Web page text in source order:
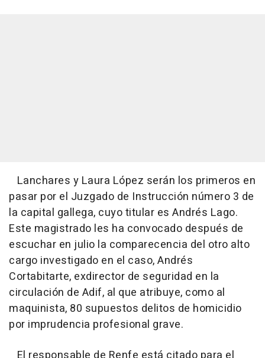
Lanchares y Laura López serán los primeros en
pasar por el Juzgado de Instrucción número 3 de
la capital gallega, cuyo titular es Andrés Lago.
Este magistrado les ha convocado después de
escuchar en julio la comparecencia del otro alto
cargo investigado en el caso, Andrés
Cortabitarte, exdirector de seguridad en la
circulación de Adif, al que atribuye, como al
maquinista, 80 supuestos delitos de homicidio
por imprudencia profesional grave.